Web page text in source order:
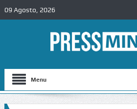
09 Agosto, 2026
Menu